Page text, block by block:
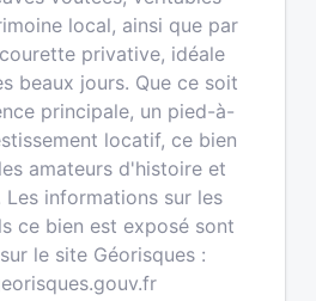
local, ainsi que par
privative, idéale
beaux jours. Que ce soit
principale, un pied-à-
locatif, ce bien
amateurs d'histoire et
informations sur les
ce bien est exposé sont
le site Géorisques :